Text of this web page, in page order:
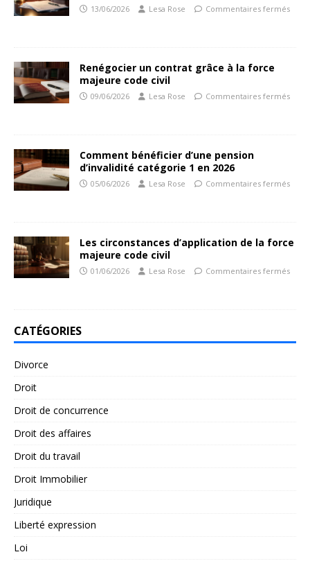
13/06/2026 Lesa Rose Commentaires fermés
Renégocier un contrat grâce à la force
majeure code civil
09/06/2026 Lesa Rose Commentaires fermés
Comment bénéficier d’une pension
d’invalidité catégorie 1 en 2026
05/06/2026 Lesa Rose Commentaires fermés
Les circonstances d’application de la force
majeure code civil
01/06/2026 Lesa Rose Commentaires fermés
CATÉGORIES
Divorce
Droit
Droit de concurrence
Droit des affaires
Droit du travail
Droit Immobilier
Juridique
Liberté expression
Loi